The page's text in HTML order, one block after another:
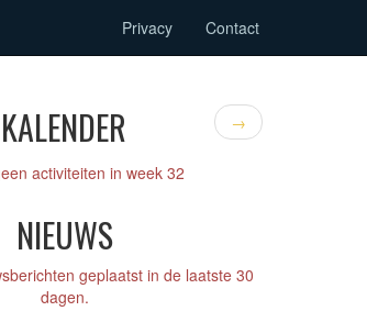
Privacy Contact
KALENDER →
activiteiten in week 32
NIEUWS
geplaatst in de laatste 30
dagen.